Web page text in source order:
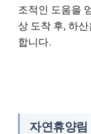
조적인 도움을
상 도착 후, 하
합니다.
자연휴양